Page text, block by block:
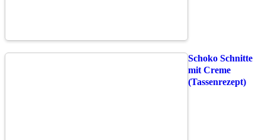
Schoko Schnitte
mit Creme
(Tassenrezept)